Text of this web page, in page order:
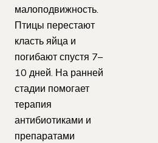
малоподвижность.
Птицы перестают
класть яйца и
погибают спустя 7–
10 дней. На ранней
стадии помогает
терапия
антибиотиками и
препаратами